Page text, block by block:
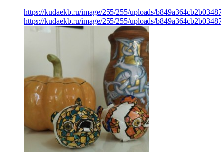
https://kudaekb.ru/image/255/255/uploads/
https://kudaekb.ru/image/255/255/uploads/